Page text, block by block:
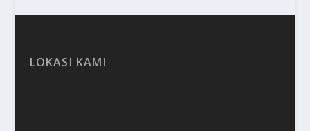
LOKASI KAMI